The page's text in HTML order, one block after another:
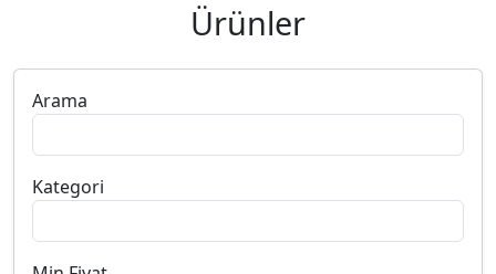
Ürünler
Arama
Kategori